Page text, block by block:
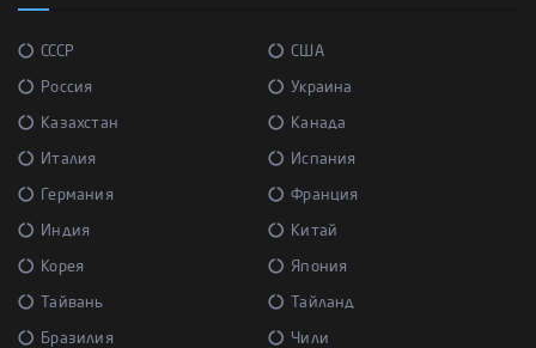
СССР США
Россия Украина
Казахстан Канада
Италия Испания
Германия Франция
Индия Китай
Корея Япония
Тайвань Тайланд
Бразилия Чили